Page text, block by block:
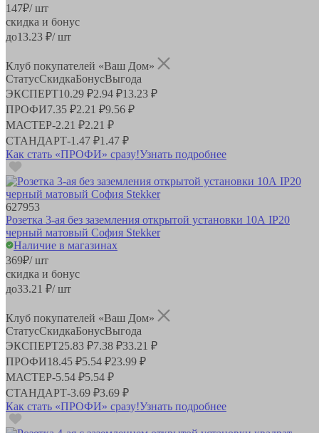
147₽/ шт
скидка и бонус
до13.23 ₽/ шт
Клуб покупателей «Ваш Дом»
СтатусСкидкаБонусВыгода
ЭКСПЕРТ10.29 ₽2.94 ₽13.23 ₽
ПРОФИ7.35 ₽2.21 ₽9.56 ₽
МАСТЕР-2.21 ₽2.21 ₽
СТАНДАРТ-1.47 ₽1.47 ₽
Как стать «ПРОФИ» сразу!Узнать подробнее
627953
Розетка 3-ая без заземления открытой установки 10А IP20
черный матовый София Stekker
Наличие в магазинах
369₽/ шт
скидка и бонус
до33.21 ₽/ шт
Клуб покупателей «Ваш Дом»
СтатусСкидкаБонусВыгода
ЭКСПЕРТ25.83 ₽7.38 ₽33.21 ₽
ПРОФИ18.45 ₽5.54 ₽23.99 ₽
МАСТЕР-5.54 ₽5.54 ₽
СТАНДАРТ-3.69 ₽3.69 ₽
Как стать «ПРОФИ» сразу!Узнать подробнее